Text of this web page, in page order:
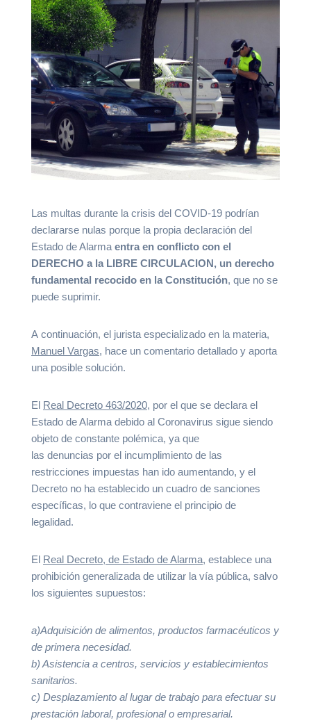
Las multas durante la crisis del COVID-19 podrían
declararse nulas porque la propia declaración del
Estado de Alarmaentra en conflicto con el
DERECHO a la LIBRE CIRCULACION, un derecho
fundamental recocido en la Constitución, que no se
puede suprimir.
A continuación, el jurista especializado en la materia,
Manuel Vargas, hace un comentario detallado y aporta
una posible solución.
El Real Decreto 463/2020, por el que se declara el
Estado de Alarma debido al Coronavirus sigue siendo
objeto de constante polémica, ya que
las denuncias por el incumplimiento de las
restricciones impuestas han ido aumentando, y el
Decreto no ha establecido un cuadro de sanciones
específicas, lo que contraviene el principio de
legalidad.
El Real Decreto, de Estado de Alarma, establece una
prohibición generalizada de utilizar la vía pública, salvo
los siguientes supuestos:
a)Adquisición de alimentos, productos farmacéuticos y
de primera necesidad.
b) Asistencia a centros, servicios y establecimientos
sanitarios.
c) Desplazamiento al lugar de trabajo para efectuar su
prestación laboral, profesional o empresarial.